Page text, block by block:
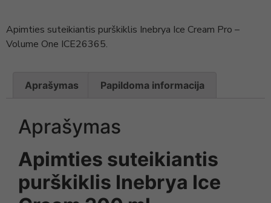
Apimties suteikiantis purškiklis Inebrya Ice Cream Pro –
Volume One ICE26365.
Aprašymas Papildoma informacija
Aprašymas
Apimties suteikiantis
purškiklis Inebrya Ice